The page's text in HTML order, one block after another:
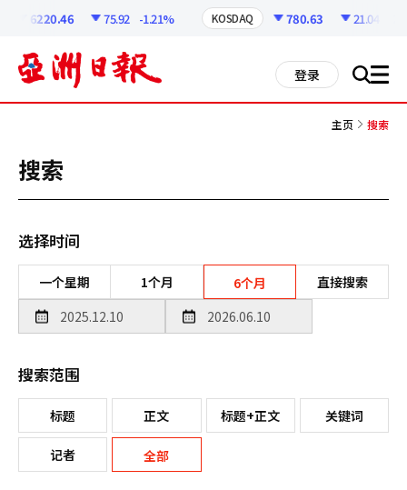
6220.46 75.92 -1.21% KOSDAQ 780.63 21.04
登录 搜 all
主页 搜索
搜索
选择时间
一个星期 1个月 6个月 直接搜索
搜索范围
标题 正文 标题+正文 关键词
记者 全部